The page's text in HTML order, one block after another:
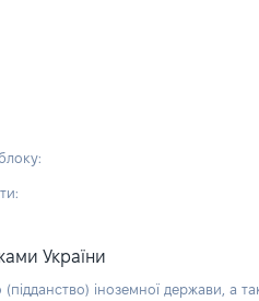
України
(підданство) іноземної держави, а